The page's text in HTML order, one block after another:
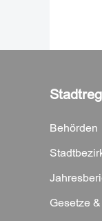
Behörden
Gesetze